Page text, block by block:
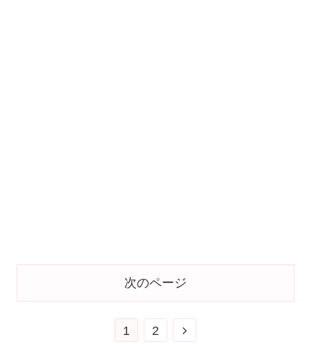
次のページ
1 2